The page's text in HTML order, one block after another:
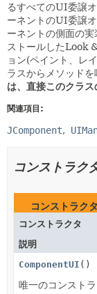
るすべてのUI委譲
ーネントのUI委譲
ーネントの側面の実
ストールしたLook
ョン(ペイント、レ
ラスからメソッドを
は、直接このクラス
関連項目:
JComponent
コンストラク
コンストラクタ
コンストラクタ
説明
ComponentUI ()
唯一のコンストラ